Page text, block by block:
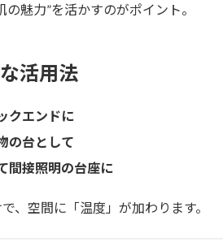
魅力”を活かすのがポイント。
活用法
クエンドに
の台として
間接照明の台座に
、空間に「温度」が加わります。